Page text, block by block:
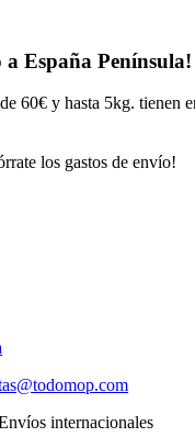
España Península!
60€ y hasta 5kg. tienen
los gastos de envío!
internacionales